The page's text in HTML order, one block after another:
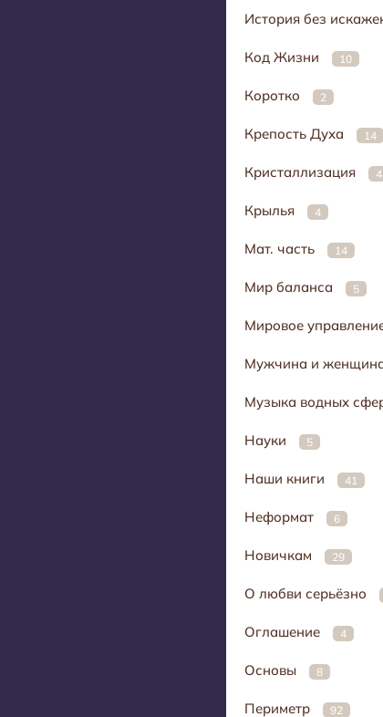
История без
Код Жизни 10
Коротко 2
Крепость Духа 14
Кристаллизация 4
Крылья 4
Мат. часть 14
Мир баланса 5
Мировое
Мужчина и
Музыка водных
Науки 5
Наши книги 41
Неформат 6
Новичкам 29
О любви серьёзно
Оглашение 4
Основы 8
Периметр 92